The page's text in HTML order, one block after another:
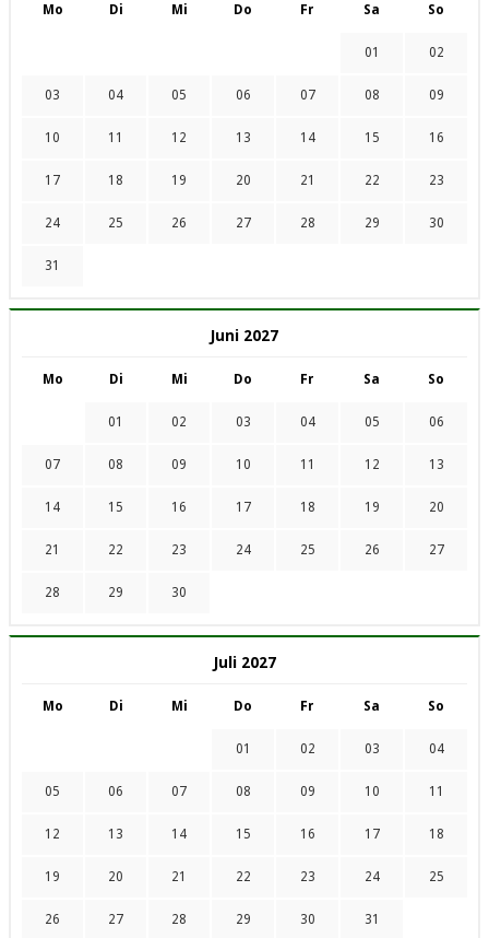
Mo Di Mi Do Fr Sa So
01 02
03 04 05 06 07 08 09
10 11 12 13 14 15 16
17 18 19 20 21 22 23
24 25 26 27 28 29 30
31
Juni 2027
Mo Di Mi Do Fr Sa So
01 02 03 04 05 06
07 08 09 10 11 12 13
14 15 16 17 18 19 20
21 22 23 24 25 26 27
28 29 30
Juli 2027
Mo Di Mi Do Fr Sa So
01 02 03 04
05 06 07 08 09 10 11
12 13 14 15 16 17 18
19 20 21 22 23 24 25
26 27 28 29 30 31